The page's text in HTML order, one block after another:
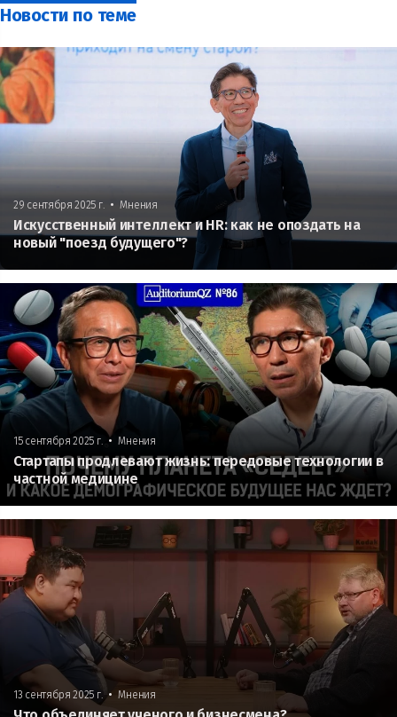
Новости по теме
29 сентября 2025 г. • Мнения
Искусственный интеллект и HR: как не опоздать на
новый "поезд будущего"?
15 сентября 2025 г. • Мнения
Стартапы продлевают жизнь: передовые технологии в
частной медицине
13 сентября 2025 г. • Мнения